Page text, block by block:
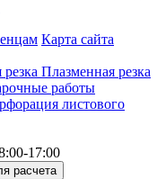
Карта сайта
резка Плазменная резка
работы
листового
17:00
Присылайте смету для расчета